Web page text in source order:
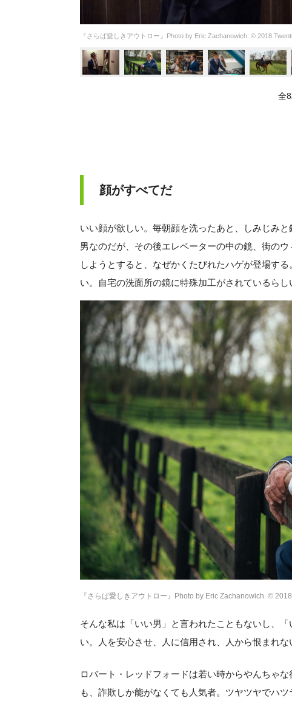
『さらば愛しきアウトロー』Photo by Eric Zachanowich. © 2018
全
顔がすべてだ
いい顔が欲しい。毎朝顔を洗ったあと、しみじみ
男なのだが、その後エレベーターの中の鏡、街の
しようとすると、なぜかくたびれたハゲが登場す
い。自宅の洗面所の鏡に特殊加工がされているらし
『さらば愛しきアウトロー』Photo by Eric Zachanowich. ©
そんな私は「いい男」と言われたこともないし、
い。人を安心させ、人に信用され、人から恨まれな
ロバート・レッドフォードは若い時からやんちゃ
も、詐欺しか能がなくても人気者。ツヤツヤでハ